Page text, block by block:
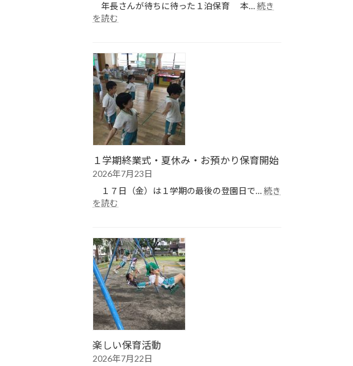
年長さんが待ちに待った１泊保育 本…続き
を読む
育
（１
日
目）
１学期終業式・夏休み・お預かり保育開始
2026年7月23日
１７日（金）は１学期の最後の登園日で…続き
を読む
期
終
業
式・
夏
休
み・
お
か
り
楽しい保育活動
2026年7月22日